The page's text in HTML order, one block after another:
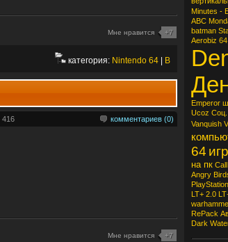
Мне нравится +7
категория: Nintendo 64 B
комментариев (0)
416
Мне нравится +7
Minutes -
ABC
batman
Aerobiz
Emperor
Ucoz Cоц.
Vanquish
64
на пк
Angry
LT+ 2.0
RePack
Dark